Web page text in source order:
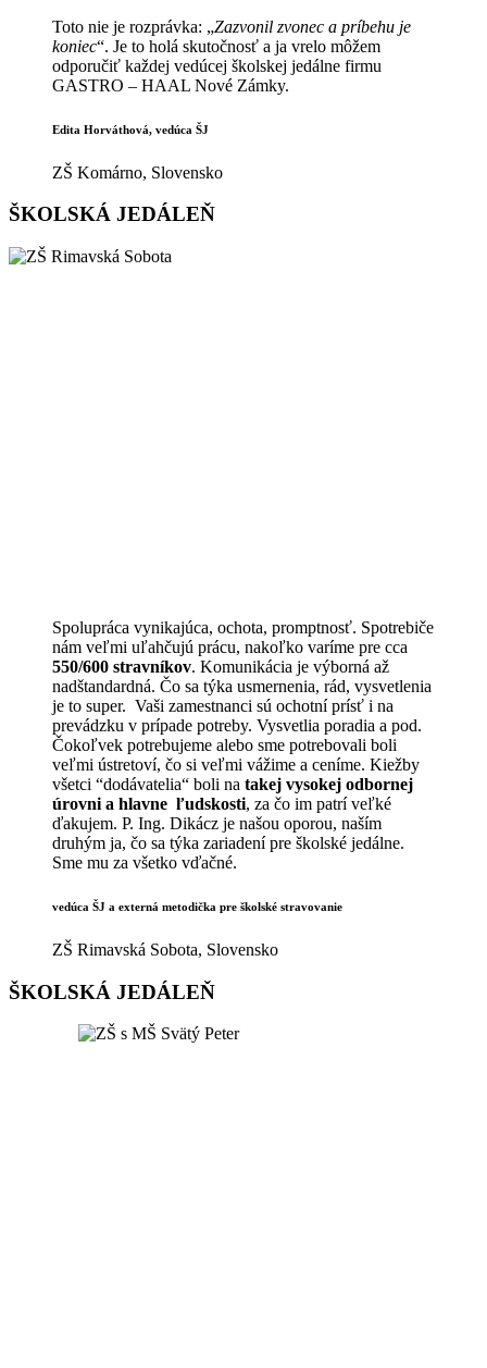
Toto nie je rozprávka: „Zazvonil zvonec a príbehu je
koniec“. Je to holá skutočnosť a ja vrelo môžem
odporučiť každej vedúcej školskej jedálne firmu
GASTRO – HAAL Nové Zámky.
Edita Horváthová, vedúca ŠJ
ZŠ Komárno, Slovensko
ŠKOLSKÁ JEDÁLEŇ
Spolupráca vynikajúca, ochota, promptnosť. Spotrebiče
nám veľmi uľahčujú prácu, nakoľko varíme pre cca
550/600 stravníkov. Komunikácia je výborná až
nadštandardná. Čo sa týka usmernenia, rád, vysvetlenia
je to super. Vaši zamestnanci sú ochotní prísť i na
prevádzku v prípade potreby. Vysvetlia poradia a pod.
Čokoľvek potrebujeme alebo sme potrebovali boli
veľmi ústretoví, čo si veľmi vážime a ceníme. Kiežby
všetci “dodávatelia“ boli na takej vysokej odbornej
úrovni a hlavne ľudskosti, za čo im patrí veľké
ďakujem. P. Ing. Dikácz je našou oporou, naším
druhým ja, čo sa týka zariadení pre školské jedálne.
Sme mu za všetko vďačné.
vedúca ŠJ a externá metodička pre školské stravovanie
ZŠ Rimavská Sobota, Slovensko
ŠKOLSKÁ JEDÁLEŇ